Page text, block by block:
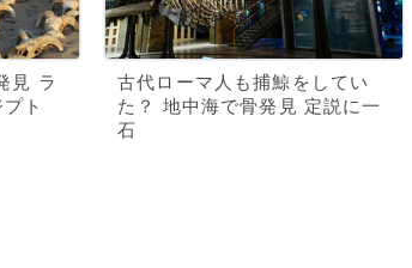
見 ラ
ト
古代ローマ人も捕鯨をしてい
た？ 地中海で骨発見 定説に一
石